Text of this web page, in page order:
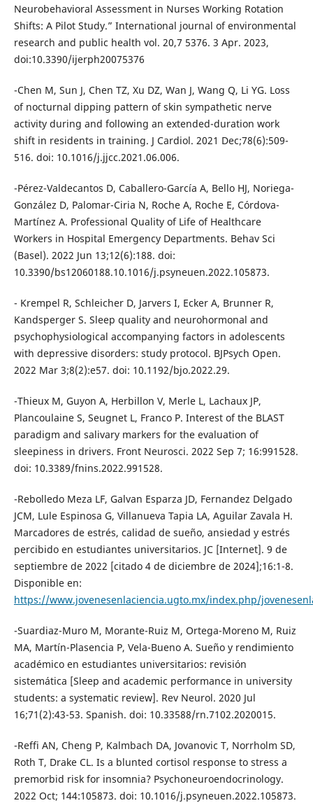
Neurobehavioral Assessment in Nurses Working Rotation
Shifts: A Pilot Study.” International journal of environmental
research and public health vol. 20,7 5376. 3 Apr. 2023,
doi:10.3390/ijerph20075376
-Chen M, Sun J, Chen TZ, Xu DZ, Wan J, Wang Q, Li YG. Loss
of nocturnal dipping pattern of skin sympathetic nerve
activity during and following an extended-duration work
shift in residents in training. J Cardiol. 2021 Dec;78(6):509-
516. doi: 10.1016/j.jjcc.2021.06.006.
-Pérez-Valdecantos D, Caballero-García A, Bello HJ, Noriega-
González D, Palomar-Ciria N, Roche A, Roche E, Córdova-
Martínez A. Professional Quality of Life of Healthcare
Workers in Hospital Emergency Departments. Behav Sci
(Basel). 2022 Jun 13;12(6):188. doi:
10.3390/bs12060188.10.1016/j.psyneuen.2022.105873.
- Krempel R, Schleicher D, Jarvers I, Ecker A, Brunner R,
Kandsperger S. Sleep quality and neurohormonal and
psychophysiological accompanying factors in adolescents
with depressive disorders: study protocol. BJPsych Open.
2022 Mar 3;8(2):e57. doi: 10.1192/bjo.2022.29.
-Thieux M, Guyon A, Herbillon V, Merle L, Lachaux JP,
Plancoulaine S, Seugnet L, Franco P. Interest of the BLAST
paradigm and salivary markers for the evaluation of
sleepiness in drivers. Front Neurosci. 2022 Sep 7; 16:991528.
doi: 10.3389/fnins.2022.991528.
-Rebolledo Meza LF, Galvan Esparza JD, Fernandez Delgado
JCM, Lule Espinosa G, Villanueva Tapia LA, Aguilar Zavala H.
Marcadores de estrés, calidad de sueño, ansiedad y estrés
percibido en estudiantes universitarios. JC [Internet]. 9 de
septiembre de 2022 [citado 4 de diciembre de 2024];16:1-8.
Disponible en:
https://www.jovenesenlaciencia.ugto.mx/index.php/
-Suardiaz-Muro M, Morante-Ruiz M, Ortega-Moreno M, Ruiz
MA, Martín-Plasencia P, Vela-Bueno A. Sueño y rendimiento
académico en estudiantes universitarios: revisión
sistemática [Sleep and academic performance in university
students: a systematic review]. Rev Neurol. 2020 Jul
16;71(2):43-53. Spanish. doi: 10.33588/rn.7102.2020015.
-Reffi AN, Cheng P, Kalmbach DA, Jovanovic T, Norrholm SD,
Roth T, Drake CL. Is a blunted cortisol response to stress a
premorbid risk for insomnia? Psychoneuroendocrinology.
2022 Oct; 144:105873. doi: 10.1016/j.psyneuen.2022.105873.